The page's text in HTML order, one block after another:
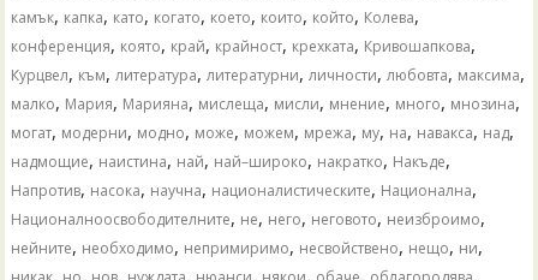
камък, капка, като, когато, което, които, който, Колева,
конференция, която, край, крайност, крехката, Кривошапкова,
Курцвел, към,литература,литературни,личности,любовта, максима,
малко, Мария, Марияна, мислеща, мисли, мнение, много, мнозина,
могат, модерни, модно, може, можем, мрежа, му, на, навакса, над,
надмощие, наистина, най, най–широко, накратко, Накъде,
Напротив, насока, научна, националистическите, Национална,
Националноосвободителните, не, него, неговото, неизброимо,
нейните, необходимо, непримиримо, несвойствено, нещо, ни,
, , , , , , , ,